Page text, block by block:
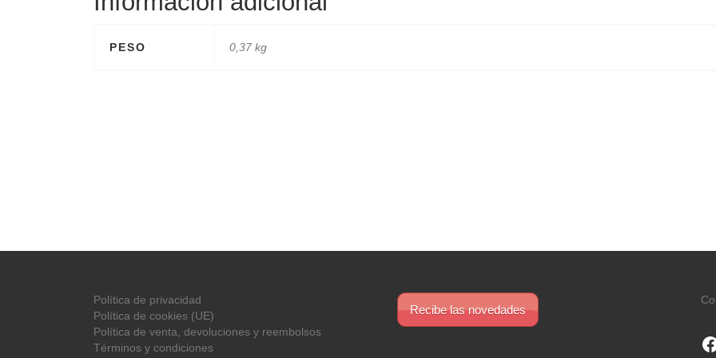
PESO 0,37 kg
Política de privacidad
Política de cookies (UE)
Política de venta, devoluciones y reembolsos
Términos y condiciones
Recibe las novedades